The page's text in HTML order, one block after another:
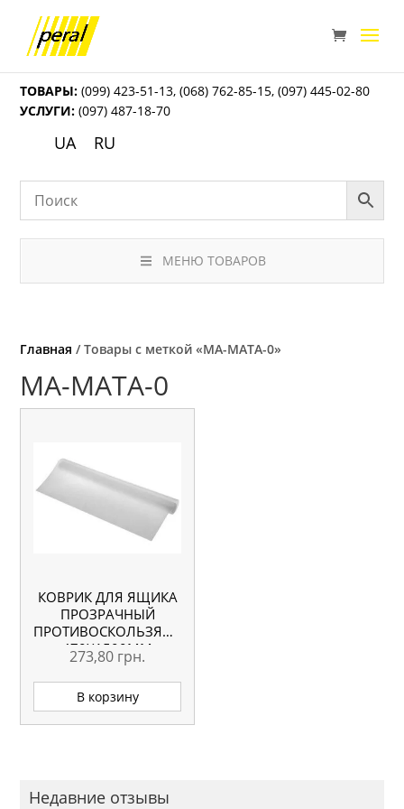
ТОВАРЫ: (099) 423-51-13,(068) 762-85-15,(097) 445-02-80
УСЛУГИ: (097) 487-18-70
UA RU
МЕНЮ ТОВАРОВ
Главная / Товары с меткой «MA-MATA-0»
MA-MATA-0
КОВРИК ДЛЯ ЯЩИКА
ПРОЗРАЧНЫЙ
ПРОТИВОСКОЛЬЗЯЩИЙ,
470Х1500ММ
273,80 грн.
В корзину
Недавние отзывы